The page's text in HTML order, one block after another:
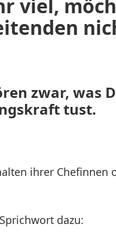
viel,
zwar, was
tust.
ihrer Chefinnen
dazu: